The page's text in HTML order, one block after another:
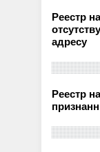
Реестр
адресу
Реестр